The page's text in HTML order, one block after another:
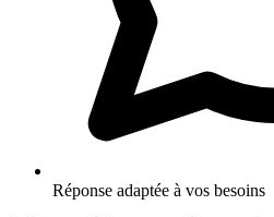
Réponse adaptée à vos besoins